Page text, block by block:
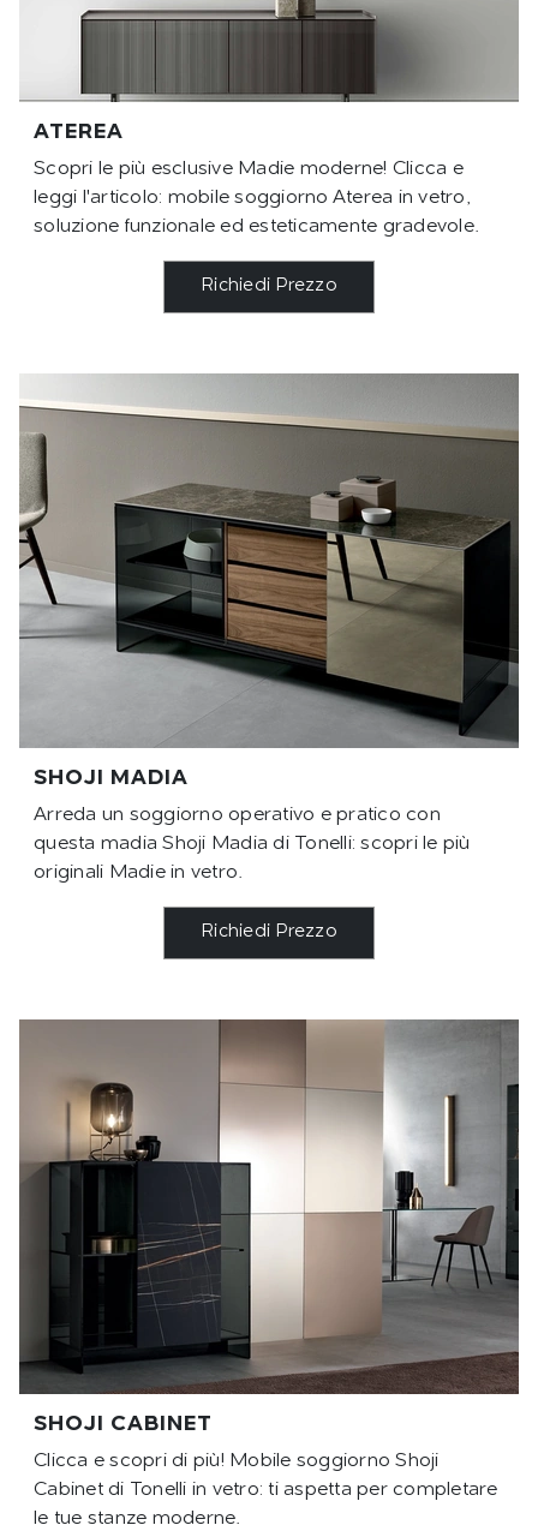
ATEREA
Scopri le più esclusive Madie moderne! Clicca e
leggi l'articolo: mobile soggiorno Aterea in vetro,
soluzione funzionale ed esteticamente gradevole.
Richiedi Prezzo
SHOJI MADIA
Arreda un soggiorno operativo e pratico con
questa madia Shoji Madia di Tonelli: scopri le più
originali Madie in vetro.
Richiedi Prezzo
SHOJI CABINET
Clicca e scopri di più! Mobile soggiorno Shoji
Cabinet di Tonelli in vetro: ti aspetta per completare
le tue stanze moderne.